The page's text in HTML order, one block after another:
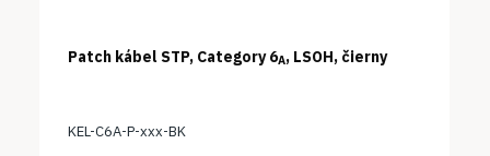
Patch kábel STP, Category 6A, LSOH, čierny
KEL-C6A-P-xxx-BK